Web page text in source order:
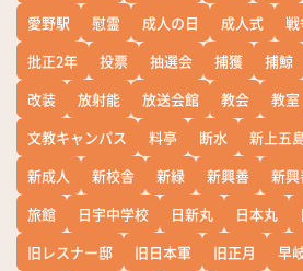
愛野駅
慰霊 成人の日 成人式
批正2年
投票 抽選会 捕獲 捕鯨
改装
放射能 放送会館 教会 教室
文教キャンパス
料亭 断水 新上五
新成人
新校舎 新緑 新興善 新
旅館
日宇中学校 日新丸 日本丸
旧レスナー邸
旧日本軍 旧正月 早